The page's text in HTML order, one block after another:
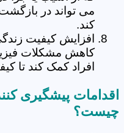
می تواند در
کند.
افزایش کیفیت
کاهش مشکلات
افراد کمک کند تا
اقدامات پیشگیری
چیست؟